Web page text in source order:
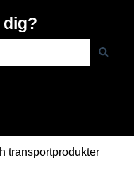
dig?
transportprodukter